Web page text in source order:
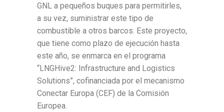
GNL a pequeños buques para permitirles,
a su vez, suministrar este tipo de
combustible a otros barcos. Este proyecto,
que tiene como plazo de ejecución hasta
este año, se enmarca en el programa
“LNGHive2: Infrastructure and Logistics
Solutions”, cofinanciada por el mecanismo
Conectar Europa (CEF) de la Comisión
Europea.